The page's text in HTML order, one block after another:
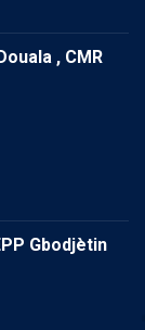
, CMR
Gbodjètin